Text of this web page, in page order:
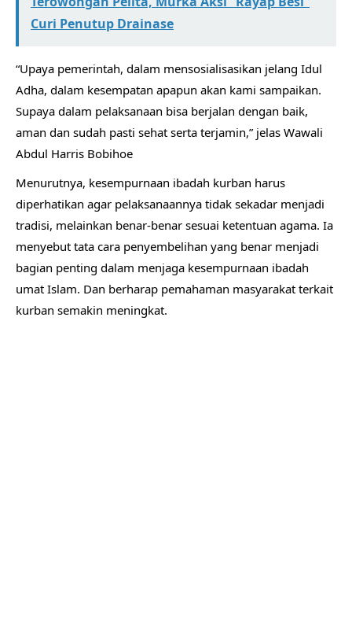
Curi Penutup Drainase
“Upaya pemerintah, dalam mensosialisasikan jelang Idul
Adha, dalam kesempatan apapun akan kami sampaikan.
Supaya dalam pelaksanaan bisa berjalan dengan baik,
aman dan sudah pasti sehat serta terjamin,” jelas Wawali
Abdul Harris Bobihoe
Menurutnya, kesempurnaan ibadah kurban harus
diperhatikan agar pelaksanaannya tidak sekadar menjadi
tradisi, melainkan benar-benar sesuai ketentuan agama. Ia
menyebut tata cara penyembelihan yang benar menjadi
bagian penting dalam menjaga kesempurnaan ibadah
umat Islam. Dan berharap pemahaman masyarakat terkait
kurban semakin meningkat.